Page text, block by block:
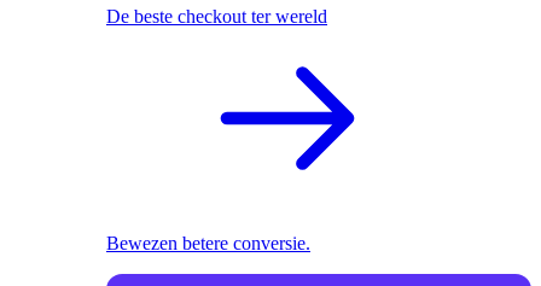
De beste checkout ter wereld
Bewezen betere conversie.